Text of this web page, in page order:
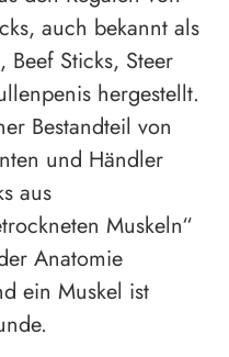
auch bekannt als
Beef Sticks, Steer
hergestellt.
Bestandteil von
und Händler
aus
Muskeln“
Anatomie
ein Muskel ist